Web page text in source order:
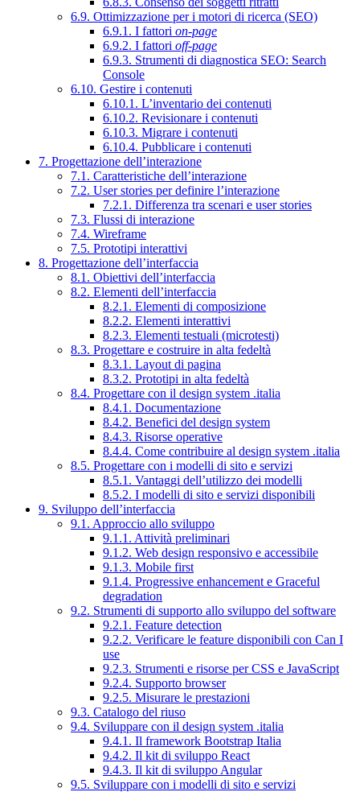
6.9. Ottimizzazione per i motori di ricerca (SEO)
6.9.1. I fattori on-page
6.9.2. I fattori off-page
6.9.3. Strumenti di diagnostica SEO: Search
Console
6.10. Gestire i contenuti
6.10.1. L’inventario dei contenuti
6.10.2. Revisionare i contenuti
6.10.3. Migrare i contenuti
6.10.4. Pubblicare i contenuti
7. Progettazione dell’interazione
7.1. Caratteristiche dell’interazione
7.2. User stories per definire l’interazione
7.2.1. Differenza tra scenari e user stories
7.3. Flussi di interazione
7.4. Wireframe
7.5. Prototipi interattivi
8. Progettazione dell’interfaccia
8.1. Obiettivi dell’interfaccia
8.2. Elementi dell’interfaccia
8.2.1. Elementi di composizione
8.2.2. Elementi interattivi
8.2.3. Elementi testuali (microtesti)
8.3. Progettare e costruire in alta fedeltà
8.3.1. Layout di pagina
8.3.2. Prototipi in alta fedeltà
8.4. Progettare con il design system .italia
8.4.1. Documentazione
8.4.2. Benefici del design system
8.4.3. Risorse operative
8.4.4. Come contribuire al design system .italia
8.5. Progettare con i modelli di sito e servizi
8.5.1. Vantaggi dell’utilizzo dei modelli
8.5.2. I modelli di sito e servizi disponibili
9. Sviluppo dell’interfaccia
9.1. Approccio allo sviluppo
9.1.1. Attività preliminari
9.1.2. Web design responsivo e accessibile
9.1.3. Mobile first
9.1.4. Progressive enhancement e Graceful
degradation
9.2. Strumenti di supporto allo sviluppo del software
9.2.1. Feature detection
9.2.2. Verificare le feature disponibili con Can I
use
9.2.3. Strumenti e risorse per CSS e JavaScript
9.2.4. Supporto browser
9.2.5. Misurare le prestazioni
9.3. Catalogo del riuso
9.4. Sviluppare con il design system .italia
9.4.1. Il framework Bootstrap Italia
9.4.2. Il kit di sviluppo React
9.4.3. Il kit di sviluppo Angular
9.5. Sviluppare con i modelli di sito e servizi